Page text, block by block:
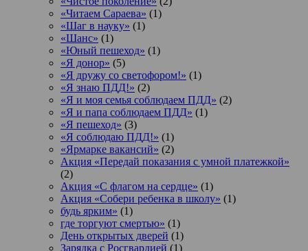
«Читаем Сараева» (1)
«Шаг в науку» (1)
«Шанс» (1)
«Юный пешеход» (1)
«Я донор» (5)
«Я дружу со светофором!» (1)
«Я знаю ПДД!» (2)
«Я и моя семья соблюдаем ПДД» (2)
«Я и папа соблюдаем ПДД» (1)
«Я пешеход» (3)
«Я соблюдаю ПДД!» (1)
«Ярмарке вакансий» (2)
Акция «Передай показания с умной платежкой»
(2)
Акция «С флагом на сердце» (1)
Акция «Собери ребенка в школу» (1)
будь ярким» (1)
где торгуют смертью» (1)
День открытых дверей (1)
Зарядка с Росгвардией (1)